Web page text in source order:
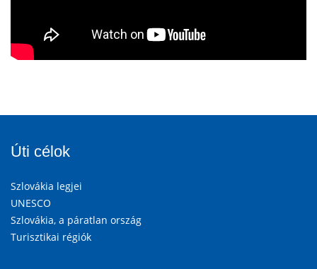
Úti célok
Szlovákia legjei
UNESCO
Szlovákia, a páratlan ország
Turisztikai régiók